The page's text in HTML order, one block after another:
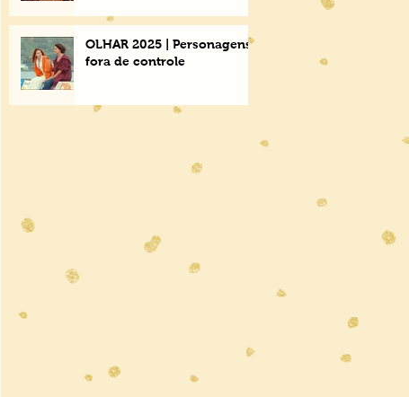
OLHAR 2025 | Personagens
fora de controle